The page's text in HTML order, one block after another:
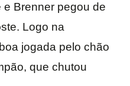
Brenner pegou de
Logo na
jogada pelo chão
que chutou